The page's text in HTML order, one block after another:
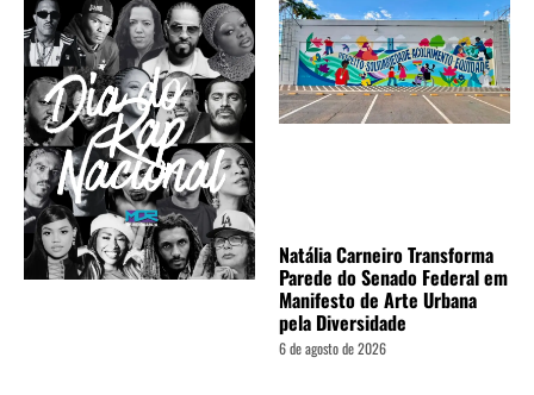
Natália Carneiro Transforma
Parede do Senado Federal em
Manifesto de Arte Urbana
pela Diversidade
6 de agosto de 2026